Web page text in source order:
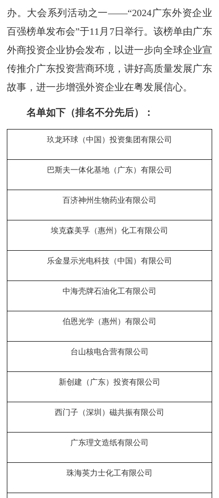
办。大会系列活动之一——“2024广东外资企业
百强榜单发布会”于11月7日举行。该榜单由广东
外商投资企业协会发布，以进一步向全球企业宣
传推介广东投资营商环境，讲好高质量发展广东
故事，进一步增强外资企业在粤发展信心。
名单如下（排名不分先后）：
玖龙环球（中国）投资集团有限公司
巴斯夫一体化基地（广东）有限公司
百济神州生物药业有限公司
埃克森美孚（惠州）化工有限公司
乐金显示光电科技（中国）有限公司
中海壳牌石油化工有限公司
伯恩光学（惠州）有限公司
台山核电合营有限公司
新创建（广东）投资有限公司
西门子（深圳）磁共振有限公司
广东理文造纸有限公司
珠海英力士化工有限公司